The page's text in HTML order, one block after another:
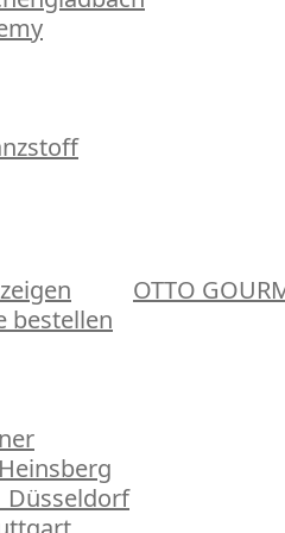
OTTO
bestellen
Düsseldorf